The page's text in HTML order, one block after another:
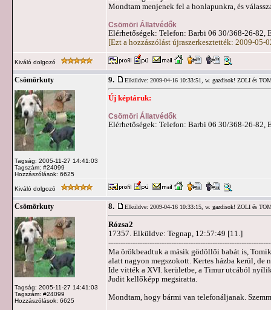
Mondtam menjenek fel a honlapunkra, és
Csömöri Állatvédők
Elérhetőségek: Telefon: Barbi 06 30/368-26-82,
[Ezt a hozzászólást újraszerkesztették: 2009-05-
Kiváló dolgozó
Csömörkuty
Tagság: 2005-11-27 14:41:03
Tagszám: #24099
Hozzászólások: 6625
9. Elküldve: 2009-04-16 10:33:51, w. gazdisok! ZOLI és
Új képtáruk:
Csömöri Állatvédők
Elérhetőségek: Telefon: Barbi 06 30/368-26-82,
Kiváló dolgozó
Csömörkuty
Tagság: 2005-11-27 14:41:03
Tagszám: #24099
Hozzászólások: 6625
8. Elküldve: 2009-04-16 10:33:15, w. gazdisok! ZOLI és
Rózsa2
17357. Elküldve: Tegnap, 12:57:49 [11.]
Ma örökbeadtuk a másik gödöllői babát is,
alatt nagyon megszokott. Kertes házba kerül, de
Ide vitték a XVI. kerületbe, a Timur utcából
Judit kellőképp megsiratta.
Mondtam, hogy bármi van telefonáljanak.